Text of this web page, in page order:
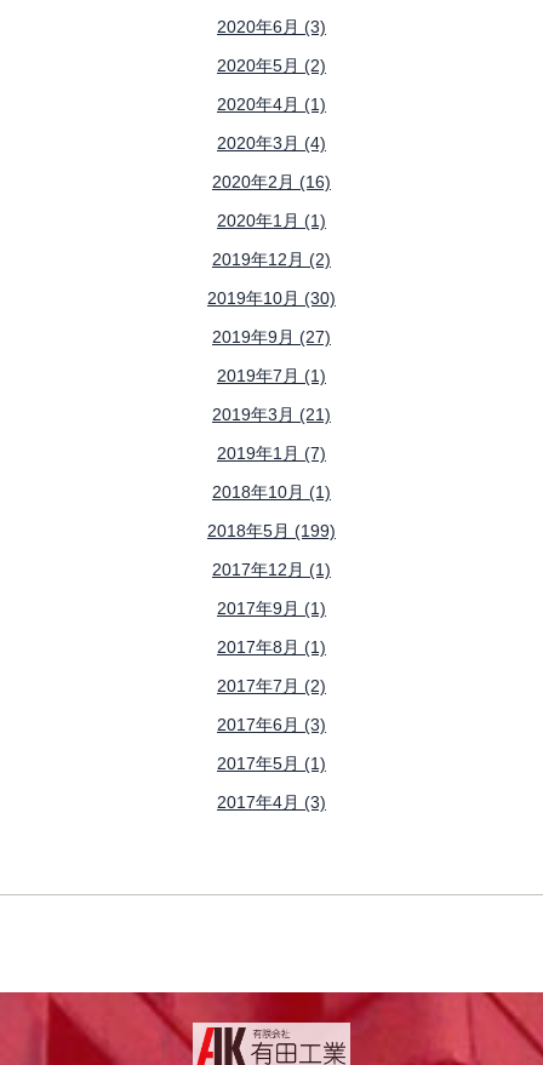
2020年6月 (3)
2020年5月 (2)
2020年4月 (1)
2020年3月 (4)
2020年2月 (16)
2020年1月 (1)
2019年12月 (2)
2019年10月 (30)
2019年9月 (27)
2019年7月 (1)
2019年3月 (21)
2019年1月 (7)
2018年10月 (1)
2018年5月 (199)
2017年12月 (1)
2017年9月 (1)
2017年8月 (1)
2017年7月 (2)
2017年6月 (3)
2017年5月 (1)
2017年4月 (3)